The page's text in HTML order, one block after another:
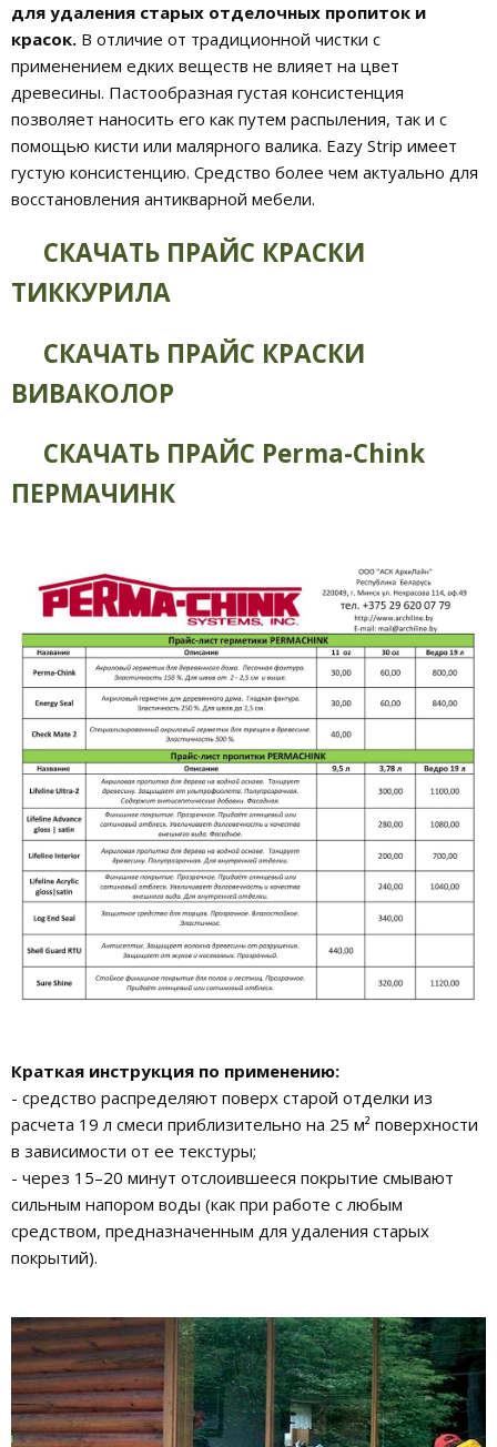
для удаления старых отделочных пропиток и
красок. В отличие от традиционной чистки с
применением едких веществ не влияет на цвет
древесины. Пастообразная густая консистенция
позволяет наносить его как путем распыления, так и с
помощью кисти или малярного валика. Eazy Strip имеет
густую консистенцию. Средство более чем актуально для
восстановления антикварной мебели.
СКАЧАТЬ ПРАЙС КРАСКИ
ТИККУРИЛА
СКАЧАТЬ ПРАЙС КРАСКИ
ВИВАКОЛОР
СКАЧАТЬ ПРАЙС Perma-Chink
ПЕРМАЧИНК
Краткая инструкция по применению:
- средство распределяют поверх старой отделки из
расчета 19 л смеси приблизительно на 25 м² поверхности
в зависимости от ее текстуры;
- через 15–20 минут отслоившееся покрытие смывают
сильным напором воды (как при работе с любым
средством, предназначенным для удаления старых
покрытий).